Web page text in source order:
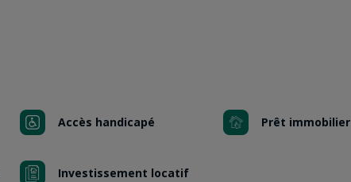
Accès handicapé Prêt immobilier
Investissement locatif